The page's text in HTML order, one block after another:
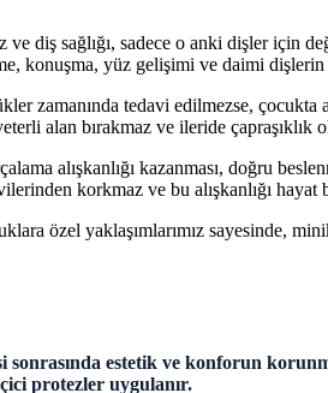
diş sağlığı, sadece o anki dişler için
konuşma, yüz gelişimi ve daimi dişlerin
zamanında tedavi edilmezse,
alan bırakmaz ve ileride çapraşıklık
alışkanlığı kazanması, doğru
korkmaz ve bu alışkanlığı hayat
özel yaklaşımlarımız sayesinde,
sonrasında estetik ve konforun
protezler uygulanır.